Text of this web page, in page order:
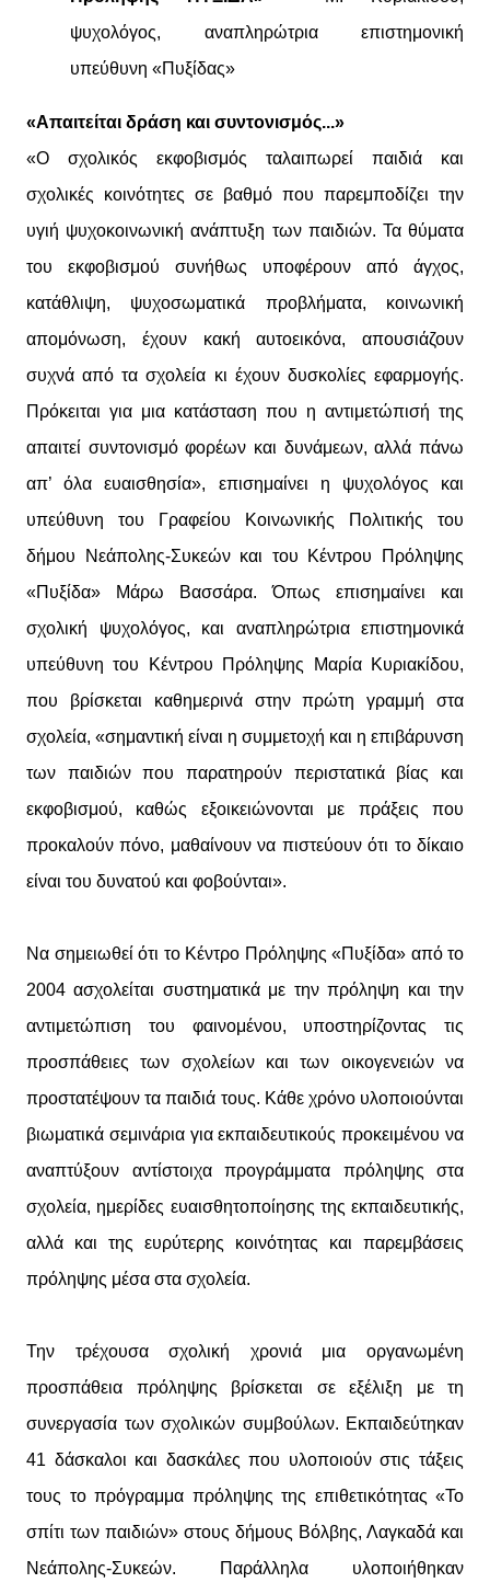
ψυχολόγος, αναπληρώτρια επιστημονική
υπεύθυνη «Πυξίδας»
«Απαιτείται δράση και συντονισμός...»
«Ο σχολικός εκφοβισμός ταλαιπωρεί παιδιά και
σχολικές κοινότητες σε βαθμό που παρεμποδίζει την
υγιή ψυχοκοινωνική ανάπτυξη των παιδιών. Τα θύματα
του εκφοβισμού συνήθως υποφέρουν από άγχος,
κατάθλιψη, ψυχοσωματικά προβλήματα, κοινωνική
απομόνωση, έχουν κακή αυτοεικόνα, απουσιάζουν
συχνά από τα σχολεία κι έχουν δυσκολίες εφαρμογής.
Πρόκειται για μια κατάσταση που η αντιμετώπισή της
απαιτεί συντονισμό φορέων και δυνάμεων, αλλά πάνω
απ’ όλα ευαισθησία», επισημαίνει η ψυχολόγος και
υπεύθυνη του Γραφείου Κοινωνικής Πολιτικής του
δήμου Νεάπολης-Συκεών και του Κέντρου Πρόληψης
«Πυξίδα» Μάρω Βασσάρα. Όπως επισημαίνει και
σχολική ψυχολόγος, και αναπληρώτρια επιστημονικά
υπεύθυνη του Κέντρου Πρόληψης Μαρία Κυριακίδου,
που βρίσκεται καθημερινά στην πρώτη γραμμή στα
σχολεία, «σημαντική είναι η συμμετοχή και η επιβάρυνση
των παιδιών που παρατηρούν περιστατικά βίας και
εκφοβισμού, καθώς εξοικειώνονται με πράξεις που
προκαλούν πόνο, μαθαίνουν να πιστεύουν ότι το δίκαιο
είναι του δυνατού και φοβούνται».
Να σημειωθεί ότι το Κέντρο Πρόληψης «Πυξίδα» από το
2004 ασχολείται συστηματικά με την πρόληψη και την
αντιμετώπιση του φαινομένου, υποστηρίζοντας τις
προσπάθειες των σχολείων και των οικογενειών να
προστατέψουν τα παιδιά τους. Κάθε χρόνο υλοποιούνται
βιωματικά σεμινάρια για εκπαιδευτικούς προκειμένου να
αναπτύξουν αντίστοιχα προγράμματα πρόληψης στα
σχολεία, ημερίδες ευαισθητοποίησης της εκπαιδευτικής,
αλλά και της ευρύτερης κοινότητας και παρεμβάσεις
πρόληψης μέσα στα σχολεία.
Την τρέχουσα σχολική χρονιά μια οργανωμένη
προσπάθεια πρόληψης βρίσκεται σε εξέλιξη με τη
συνεργασία των σχολικών συμβούλων. Εκπαιδεύτηκαν
41 δάσκαλοι και δασκάλες που υλοποιούν στις τάξεις
τους το πρόγραμμα πρόληψης της επιθετικότητας «Το
σπίτι των παιδιών» στους δήμους Βόλβης, Λαγκαδά και
Νεάπολης-Συκεών. Παράλληλα υλοποιήθηκαν